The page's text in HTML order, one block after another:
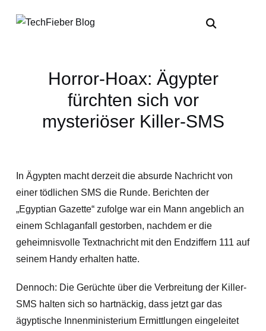
Horror-Hoax: Ägypter
fürchten sich vor
mysteriöser Killer-SMS
In Ägypten macht derzeit die absurde Nachricht von
einer tödlichen SMS die Runde. Berichten der
„Egyptian Gazette“ zufolge war ein Mann angeblich an
einem Schlaganfall gestorben, nachdem er die
geheimnisvolle Textnachricht mit den Endziffern 111 auf
seinem Handy erhalten hatte.
Dennoch: Die Gerüchte über die Verbreitung der Killer-
SMS halten sich so hartnäckig, dass jetzt gar das
ägyptische Innenministerium Ermittlungen eingeleitet